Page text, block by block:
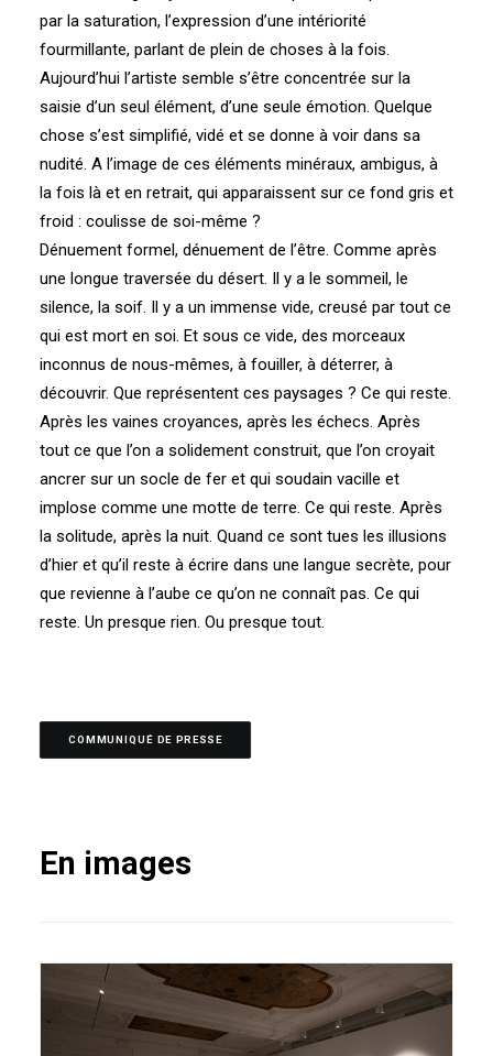
par la saturation, l’expression d’une intériorité
fourmillante, parlant de plein de choses à la fois.
Aujourd’hui l’artiste semble s’être concentrée sur la
saisie d’un seul élément, d’une seule émotion. Quelque
chose s’est simplifié, vidé et se donne à voir dans sa
nudité. A l’image de ces éléments minéraux, ambigus, à
la fois là et en retrait, qui apparaissent sur ce fond gris et
froid : coulisse de soi-même ?
Dénuement formel, dénuement de l’être. Comme après
une longue traversée du désert. Il y a le sommeil, le
silence, la soif. Il y a un immense vide, creusé par tout ce
qui est mort en soi. Et sous ce vide, des morceaux
inconnus de nous-mêmes, à fouiller, à déterrer, à
découvrir. Que représentent ces paysages ? Ce qui reste.
Après les vaines croyances, après les échecs. Après
tout ce que l’on a solidement construit, que l’on croyait
ancrer sur un socle de fer et qui soudain vacille et
implose comme une motte de terre. Ce qui reste. Après
la solitude, après la nuit. Quand ce sont tues les illusions
d’hier et qu’il reste à écrire dans une langue secrète, pour
que revienne à l’aube ce qu’on ne connaît pas. Ce qui
reste. Un presque rien. Ou presque tout.
COMMUNIQUÉ DE PRESSE
En images